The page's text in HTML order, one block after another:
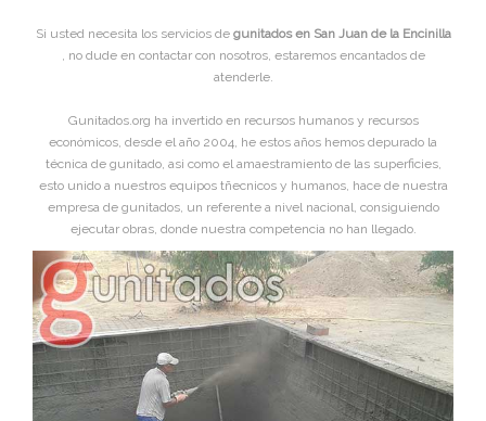
Si usted necesita los servicios de gunitados en San Juan de la Encinilla
, no dude en contactar con nosotros, estaremos encantados de
atenderle.
Gunitados.org ha invertido en recursos humanos y recursos
económicos, desde el año 2004, he estos años hemos depurado la
técnica de gunitado, asi como el amaestramiento de las superficies,
esto unido a nuestros equipos tñecnicos y humanos, hace de nuestra
empresa de gunitados, un referente a nivel nacional, consiguiendo
ejecutar obras, donde nuestra competencia no han llegado.